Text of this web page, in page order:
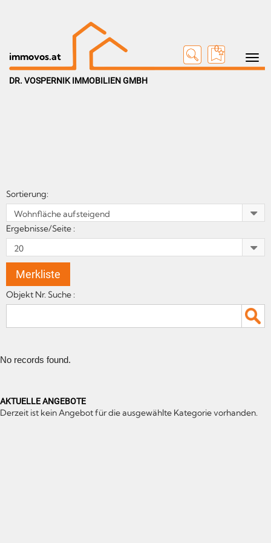
Toggle
immovos.at
0
DR. VOSPERNIK IMMOBILIEN GMBH
Sortierung:
Ergebnisse/Seite :
Merkliste
Objekt Nr. Suche :
No records found.
AKTUELLE ANGEBOTE
Derzeit ist kein Angebot für die ausgewählte Kategorie vorhanden.